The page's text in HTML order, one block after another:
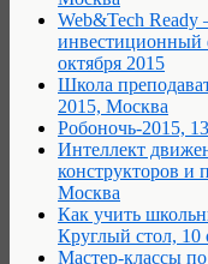
Web&Tech
инвестиционный
октября 2015
Школа
2015, Москва
Робоночь-2015,
Интеллект
конструкторов и
Москва
Как учить
Круглый стол, 10
Мастер-классы